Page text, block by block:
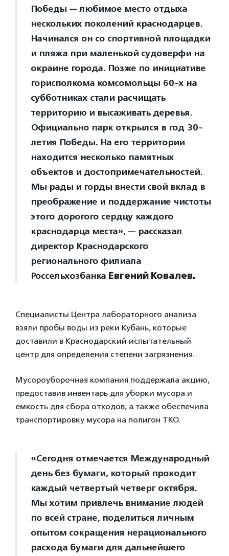
Победы — любимое место отдыха
нескольких поколений краснодарцев.
Начинался он со спортивной площадки
и пляжа при маленькой судоверфи на
окраине города. Позже по инициативе
горисполкома комсомольцы 60-х на
субботниках стали расчищать
территорию и высаживать деревья.
Официально парк открылся в год 30-
летия Победы. На его территории
находится несколько памятных
объектов и достопримечательностей.
Мы рады и горды внести свой вклад в
преображение и поддержание чистоты
этого дорогого сердцу каждого
краснодарца места», — рассказал
директор Краснодарского
регионального филиала
Россельхозбанка Евгений Ковалев.
Специалисты Центра лабораторного анализа
взяли пробы воды из реки Кубань, которые
доставили в Краснодарский испытательный
центр для определения степени загрязнения.
Мусороуборочная компания поддержала акцию,
предоставив инвентарь для уборки мусора и
емкость для сбора отходов, а также обеспечила
транспортировку мусора на полигон ТКО.
«Сегодня отмечается Международный
день без бумаги, который проходит
каждый четвертый четверг октября.
Мы хотим привлечь внимание людей
по всей стране, поделиться личным
опытом сокращения нерационального
расхода бумаги для дальнейшего